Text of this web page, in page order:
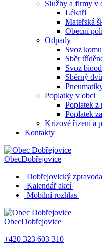
Služby a firmy v
Lékaři
Mateřská
Obecní
Odpady
Svoz
Sběr
Svoz
Sběrný
Poplatky v obci
Poplatek z
Poplatek
Krizové řízení a
Kontakty
ObecDobřejovice
Dobřejovický
Kalendář akcí
Mobilní rozhlas
ObecDobřejovice
+420 323 603 310